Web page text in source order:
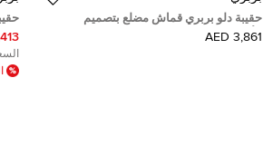
حقيبة دلو بربري قماش مضلع بتصميم
الأحرف البيج جلد عجل بحبل شد صغير
3,861 AED
AED